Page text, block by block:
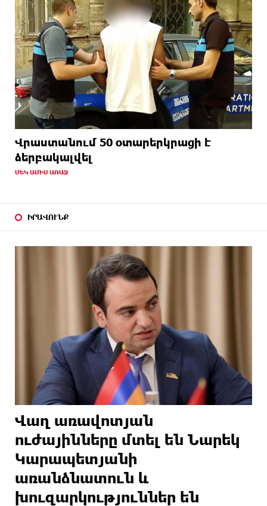
Վրաստանում 50 օտարերկրացի է
ձերբակալվել
ՄԵԿ ԱՄԻՍ ԱՌԱՋ
ԻՐԱՎՈՒՆՔ
Վաղ առավոտյան
ուժայինները մտել են Նարեկ
Կարապետյանի
առանձնատուն և
խուզարկություններ են